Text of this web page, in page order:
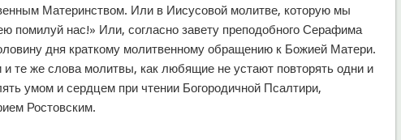
Материнством. Или в Иисусовой молитве, которую мы
помилуй нас!» Или, согласно завету преподобного Серафима
дня краткому молитвенному обращению к Божией Матери.
и те же слова молитвы, как любящие не устают повторять одни и
умом и сердцем при чтении Богородичной Псалтири,
Ростовским.